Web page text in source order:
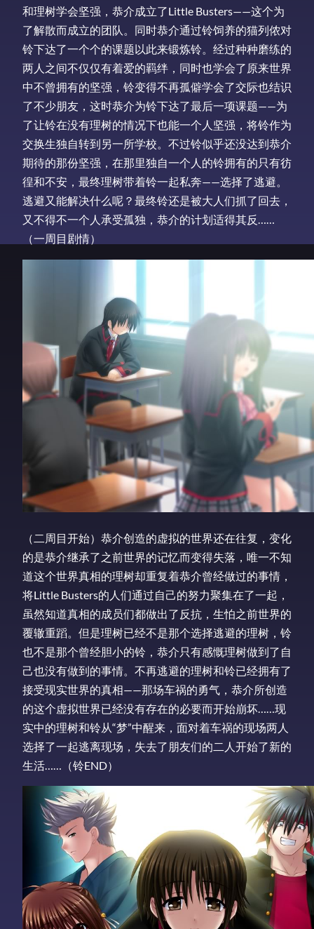
和理树学会坚强，恭介成立了Little Busters——这个为
了解散而成立的团队。同时恭介通过铃饲养的猫列侬对
铃下达了一个个的课题以此来锻炼铃。经过种种磨练的
两人之间不仅仅有着爱的羁绊，同时也学会了原来世界
中不曾拥有的坚强，铃变得不再孤僻学会了交际也结识
了不少朋友，这时恭介为铃下达了最后一项课题——为
了让铃在没有理树的情况下也能一个人坚强，将铃作为
交换生独自转到另一所学校。不过铃似乎还没达到恭介
期待的那份坚强，在那里独自一个人的铃拥有的只有彷
徨和不安，最终理树带着铃一起私奔——选择了逃避。
逃避又能解决什么呢？最终铃还是被大人们抓了回去，
又不得不一个人承受孤独，恭介的计划适得其反……
（一周目剧情）
（二周目开始）恭介创造的虚拟的世界还在往复，变化
的是恭介继承了之前世界的记忆而变得失落，唯一不知
道这个世界真相的理树却重复着恭介曾经做过的事情，
将Little Busters的人们通过自己的努力聚集在了一起，
虽然知道真相的成员们都做出了反抗，生怕之前世界的
覆辙重蹈。但是理树已经不是那个选择逃避的理树，铃
也不是那个曾经胆小的铃，恭介只有感慨理树做到了自
己也没有做到的事情。不再逃避的理树和铃已经拥有了
接受现实世界的真相——那场车祸的勇气，恭介所创造
的这个虚拟世界已经没有存在的必要而开始崩坏……现
实中的理树和铃从“梦”中醒来，面对着车祸的现场两人
选择了一起逃离现场，失去了朋友们的二人开始了新的
生活……（铃END）